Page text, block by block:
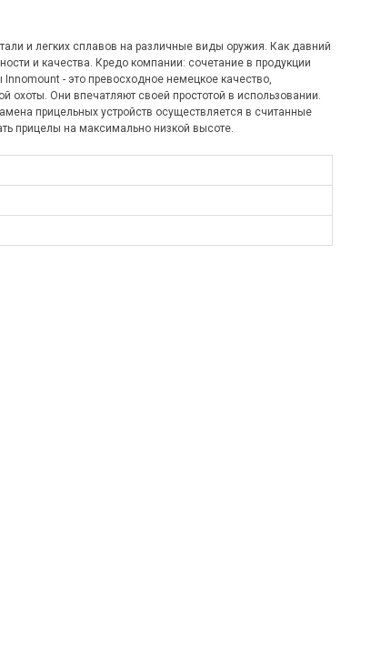
и легких сплавов на различные виды оружия. Как давний
и качества. Кредо компании: сочетание в продукции
- это превосходное немецкое качество,
охоты. Они впечатляют своей простотой в использовании.
прицельных устройств осуществляется в считанные
прицелы на максимально низкой высоте.